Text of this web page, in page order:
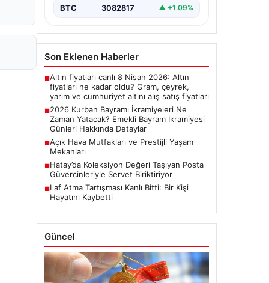
bayram ikramiyelerinin ne…
BTC 3082817 ▲ +1.09%
Son Eklenen Haberler
■Altın fiyatları canlı 8 Nisan 2026: Altın
fiyatları ne kadar oldu? Gram, çeyrek,
yarım ve cumhuriyet altını alış satış fiyatları
■2026 Kurban Bayramı İkramiyeleri Ne
Zaman Yatacak? Emekli Bayram İkramiyesi
Günleri Hakkında Detaylar
■Açık Hava Mutfakları ve Prestijli Yaşam
Mekanları
■Hatay’da Koleksiyon Değeri Taşıyan Posta
Güvercinleriyle Servet Biriktiriyor
■Laf Atma Tartışması Kanlı Bitti: Bir Kişi
Hayatını Kaybetti
Güncel